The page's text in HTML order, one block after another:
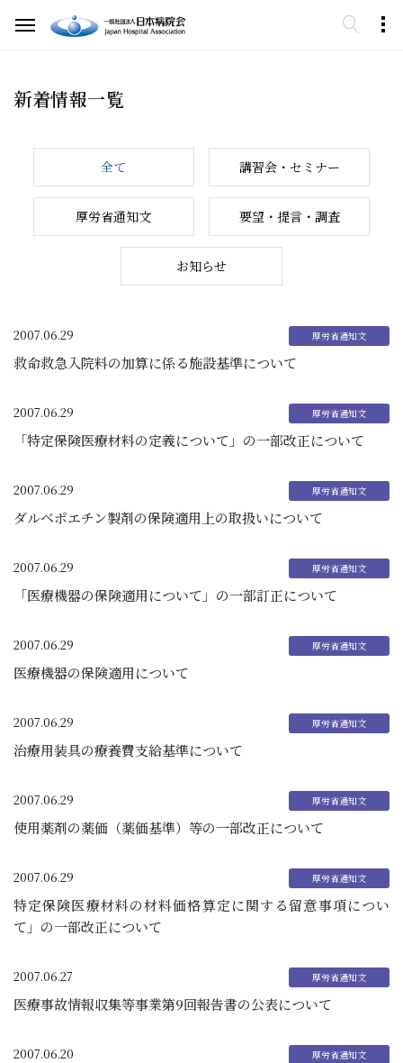
新着情報一覧
全て 講習会・セミナー
厚労省通知文 要望・提言・調査
お知らせ
2007.06.29
救命救急入院料の加算に係る施設基準について
2007.06.29
「特定保険医療材料の定義について」の一部改正について
2007.06.29
ダルベポエチン製剤の保険適用上の取扱いについて
2007.06.29
「医療機器の保険適用について」の一部訂正について
2007.06.29
医療機器の保険適用について
2007.06.29
治療用装具の療養費支給基準について
2007.06.29
使用薬剤の薬価（薬価基準）等の一部改正について
2007.06.29
特定保険医療材料の材料価格算定に関する留意事項につい
て」の一部改正について
2007.06.27
医療事故情報収集等事業第9回報告書の公表について
2007.06.20